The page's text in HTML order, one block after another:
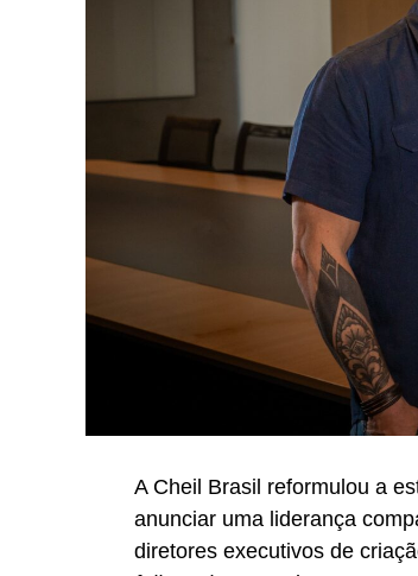
A Cheil Brasil reformulou a
anunciar uma liderança
diretores executivos de